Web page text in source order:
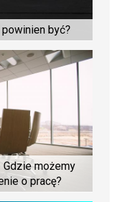
być?
Gdzie możemy
o pracę?